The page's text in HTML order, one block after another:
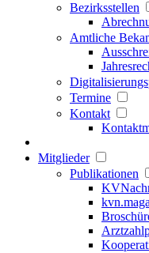
Bezirksstellen
Amtliche
Termine
Kontakt
Mitglieder
Publikationen